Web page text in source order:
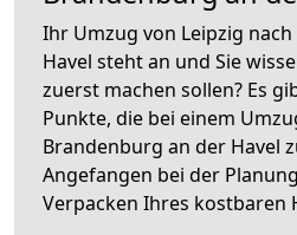
Ihr Umzug von Leipzig
Havel steht an und Sie
zuerst machen sollen? Es
Punkte, die bei einem
Brandenburg an der Havel
Angefangen bei der
Verpacken Ihres kostbaren